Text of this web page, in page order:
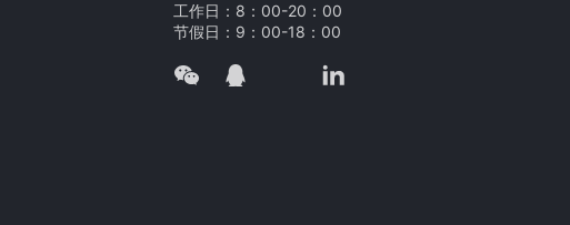
工作日：8：00-20：00
节假日：9：00-18：00